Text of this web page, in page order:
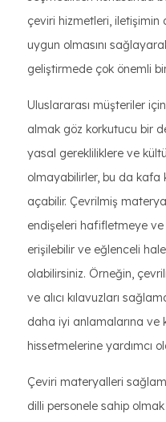
çeviri hizmetleri, iletişimin
uygun olmasını
geliştirmede çok önemli
Uluslararası müşteriler
almak göz korkutucu bir
yasal gerekliliklere ve
olmayabilirler, bu da kafa
açabilir. Çevrilmiş
endişeleri hafifletmeye
erişilebilir ve eğlenceli
olabilirsiniz. Örneğin,
ve alıcı kılavuzları
daha iyi anlamalarına ve
hissetmelerine yardımcı
Çeviri materyalleri
dilli personele sahip